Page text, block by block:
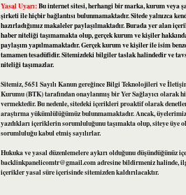
Yasal Uyarı:Bu internet sitesi, herhangi bir marka, kurum veya
şirketi ile hiçbir bağlantısı bulunmamaktadır. Sitede yalnızca
hazırladığımız makaleler paylaşılmaktadır. Burada yer alan
haber niteliği taşımamakta olup, gerçek kurum ve kişiler
paylaşım yapılmamaktadır. Gerçek kurum ve kişiler ile isim
tamamen tesadüfidir. Sitemizdeki bilgiler taslak halindedir ve
niteliği taşımazlar.
Sitemiz, 5651 Sayılı Kanun gereğince Bilgi Teknolojileri ve
Kurumu (BTK) tarafından onaylanmış bir Yer Sağlayıcı olarak
vermektedir. Bu nedenle, sitedeki içerikleri proaktif olarak
araştırma yükümlülüğümüz bulunmamaktadır. Ancak, üyelerimiz
yazdıkları içeriklerin sorumluluğunu taşımakta olup, siteye üye
sorumluluğu kabul etmiş sayılırlar.
Hukuka ve yasal düzenlemelere aykırı olduğunu düşündüğünüz
backlinkpanelicomtr@gmail.comadresine bildirmeniz halinde,
içerikler yasal süre içerisinde sitemizden kaldırılacaktır.